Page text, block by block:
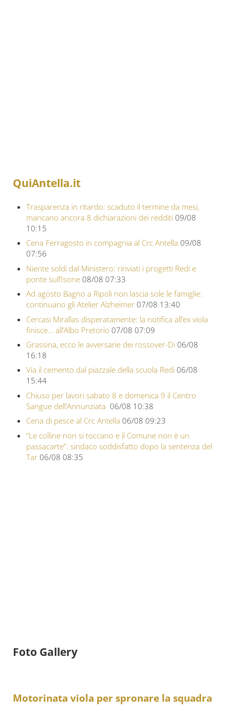
QuiAntella.it
Trasparenza in ritardo: scaduto il termine da mesi,
mancano ancora 8 dichiarazioni dei redditi 09/08
10:15
Cena Ferragosto in compagnia al Crc Antella 09/08
07:56
Niente soldi dal Ministero: rinviati i progetti Redi e
ponte sull’Isone 08/08 07:33
Ad agosto Bagno a Ripoli non lascia sole le famiglie:
continuano gli Atelier Alzheimer 07/08 13:40
Cercasi Mirallas disperatamente: la notifica all’ex viola
finisce… all’Albo Pretorio 07/08 07:09
Grassina, ecco le avversarie dei rossover-Di 06/08
16:18
Via il cemento dal piazzale della scuola Redi 06/08
15:44
Chiuso per lavori sabato 8 e domenica 9 il Centro
Sangue dell’Annunziata 06/08 10:38
Cena di pesce al Crc Antella 06/08 09:23
“Le colline non si toccano e il Comune non è un
passacarte”: sindaco soddisfatto dopo la sentenza del
Tar 06/08 08:35
Foto Gallery
Motorinata viola per spronare la squadra